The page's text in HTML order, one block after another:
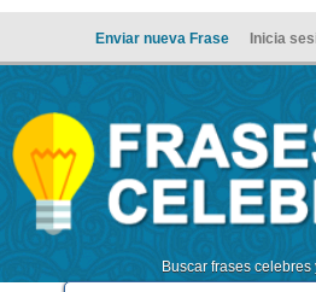
Enviar nueva Frase Inicia
Buscar frases celebres